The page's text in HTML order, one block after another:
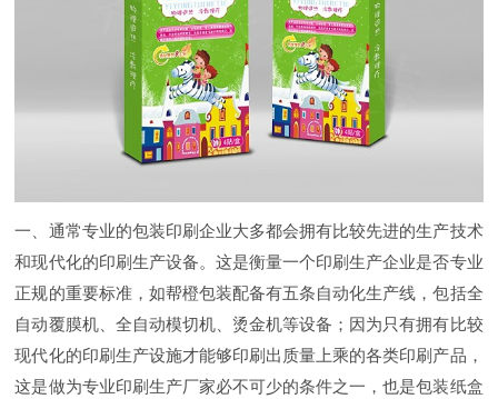
一、通常专业的包装印刷企业大多都会拥有比较先进的生产技术
和现代化的印刷生产设备。这是衡量一个印刷生产企业是否专业
正规的重要标准，如帮橙包装配备有五条自动化生产线，包括全
自动覆膜机、全自动模切机、烫金机等设备；因为只有拥有比较
现代化的印刷生产设施才能够印刷出质量上乘的各类印刷产品，
这是做为专业印刷生产厂家必不可少的条件之一，也是包装纸盒